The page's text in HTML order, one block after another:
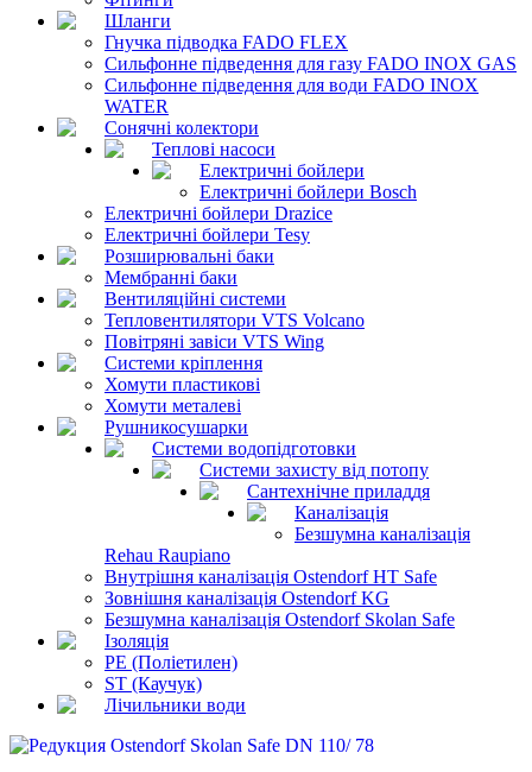
Шланги
Гнучка підводка FADO FLEX
Сильфонне підведення для газу FADO INOX GAS
Сильфонне підведення для води FADO INOX
WATER
Сонячні колектори
Теплові насоси
Електричні бойлери
Електричні бойлери Bosch
Електричні бойлери Drazice
Електричні бойлери Tesy
Розширювальні баки
Мембранні баки
Вентиляційні системи
Тепловентилятори VTS Volcano
Повітряні завіси VTS Wing
Системи кріплення
Хомути пластикові
Хомути металеві
Рушникосушарки
Системи водопідготовки
Системи захисту від потопу
Сантехнічне приладдя
Каналізація
Безшумна каналізація
Rehau Raupiano
Внутрішня каналізація Ostendorf HT Safe
Зовнішня каналізація Ostendorf KG
Безшумна каналізація Ostendorf Skolan Safe
Ізоляція
PE (Поліетилен)
ST (Каучук)
Лічильники води